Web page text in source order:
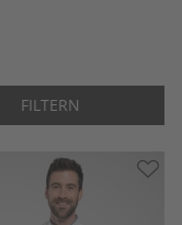
FILTERN